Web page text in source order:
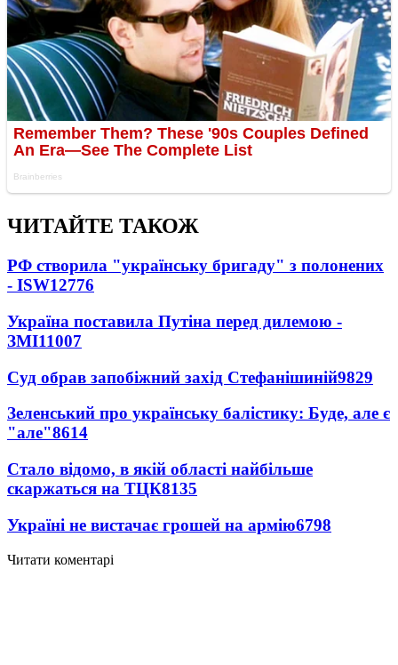
ЧИТАЙТЕ ТАКОЖ
РФ створила "українську бригаду" з полонених
- ISW12776
Україна поставила Путіна перед дилемою -
ЗМІ11007
Суд обрав запобіжний захід Стефанішиній9829
Зеленський про українську балістику: Буде, але є
"але"8614
Стало відомо, в якій області найбільше
скаржаться на ТЦК8135
Україні не вистачає грошей на армію6798
Читати коментарі